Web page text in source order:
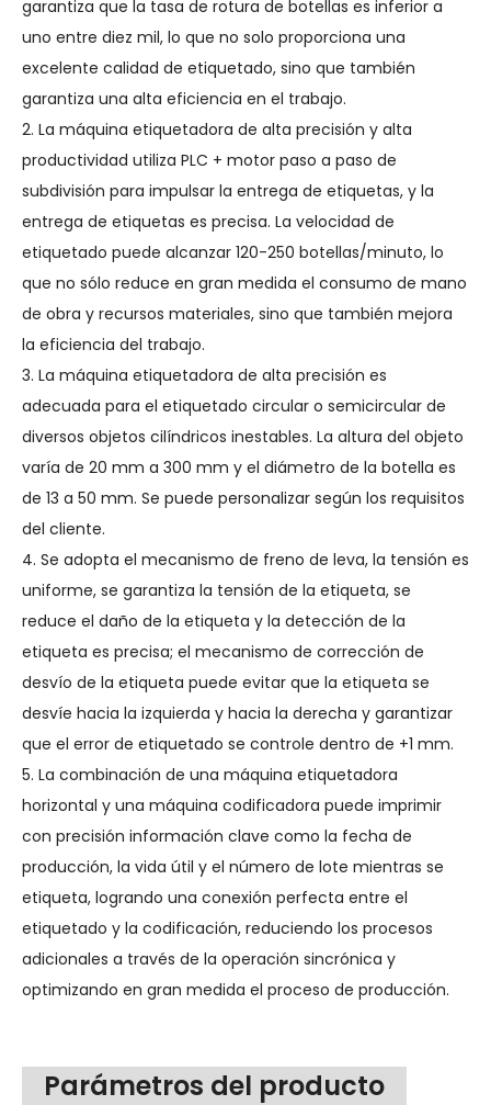
garantiza que la tasa de rotura de botellas es inferior a
uno entre diez mil, lo que no solo proporciona una
excelente calidad de etiquetado, sino que también
garantiza una alta eficiencia en el trabajo.
2. La máquina etiquetadora de alta precisión y alta
productividad utiliza PLC + motor paso a paso de
subdivisión para impulsar la entrega de etiquetas, y la
entrega de etiquetas es precisa. La velocidad de
etiquetado puede alcanzar 120-250 botellas/minuto, lo
que no sólo reduce en gran medida el consumo de mano
de obra y recursos materiales, sino que también mejora
la eficiencia del trabajo.
3. La máquina etiquetadora de alta precisión es
adecuada para el etiquetado circular o semicircular de
diversos objetos cilíndricos inestables. La altura del objeto
varía de 20 mm a 300 mm y el diámetro de la botella es
de 13 a 50 mm. Se puede personalizar según los requisitos
del cliente.
4. Se adopta el mecanismo de freno de leva, la tensión es
uniforme, se garantiza la tensión de la etiqueta, se
reduce el daño de la etiqueta y la detección de la
etiqueta es precisa; el mecanismo de corrección de
desvío de la etiqueta puede evitar que la etiqueta se
desvíe hacia la izquierda y hacia la derecha y garantizar
que el error de etiquetado se controle dentro de +1 mm.
5. La combinación de una máquina etiquetadora
horizontal y una máquina codificadora puede imprimir
con precisión información clave como la fecha de
producción, la vida útil y el número de lote mientras se
etiqueta, logrando una conexión perfecta entre el
etiquetado y la codificación, reduciendo los procesos
adicionales a través de la operación sincrónica y
optimizando en gran medida el proceso de producción.
Parámetros del producto